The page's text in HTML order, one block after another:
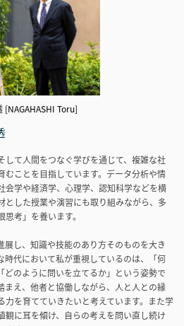
[NAGAHASHI Toru]
して人間をつなぐ学びを通じて、複雑な社
むことを目指しています。データ分析や情
会学や経済学、心理学、認知科学などを横
とした授業や演習にも取り組みながら、多
考」を養います。
し、知識や技能のあり方そのものを大き
時代において私が重視しているのは、「何
どのように問いを立てるか」という姿勢で
まえ、他者と協働しながら、人と人との縁
力を育てていきたいと考えています。また学
観に耳を傾け、自らの考えを問い直し続け